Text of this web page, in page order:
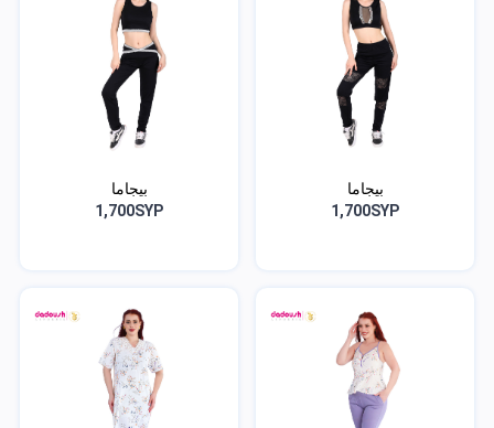
بيجاما
1,700SYP
بيجاما
1,700SYP